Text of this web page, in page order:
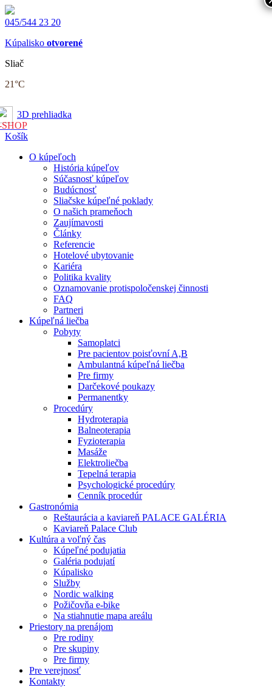
045/544 23 20
Kúpalisko otvorené
Sliač
21°C
3D prehliadka
SHOP
Košík
O kúpeľoch
História kúpeľov
Súčasnosť kúpeľov
Budúcnosť
Sliačske kúpeľné poklady
O našich prameňoch
Zaujímavosti
Články
Referencie
Hotelové ubytovanie
Kariéra
Politika kvality
Oznamovanie protispoločenskej činnosti
FAQ
Partneri
Kúpeľná liečba
Pobyty
Samoplatci
Pre pacientov poisťovní A,B
Ambulantná kúpeľná liečba
Pre firmy
Darčekové poukazy
Permanentky
Procedúry
Hydroterapia
Balneoterapia
Fyzioterapia
Masáže
Elektroliečba
Tepelná terapia
Psychologické procedúry
Cenník procedúr
Gastronómia
Reštaurácia a kaviareň PALACE GALÉRIA
Kaviareň Palace Club
Kultúra a voľný čas
Kúpeľné podujatia
Galéria podujatí
Kúpalisko
Služby
Nordic walking
Požičovňa e-bike
Na stiahnutie mapa areálu
Priestory na prenájom
Pre rodiny
Pre skupiny
Pre firmy
Pre verejnosť
Kontakty